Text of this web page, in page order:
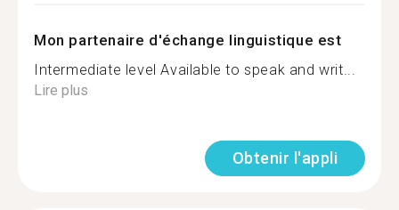
Mon partenaire d'échange linguistique est
Intermediate level Available to speak and writ...
Lire plus
Obtenir l'appli